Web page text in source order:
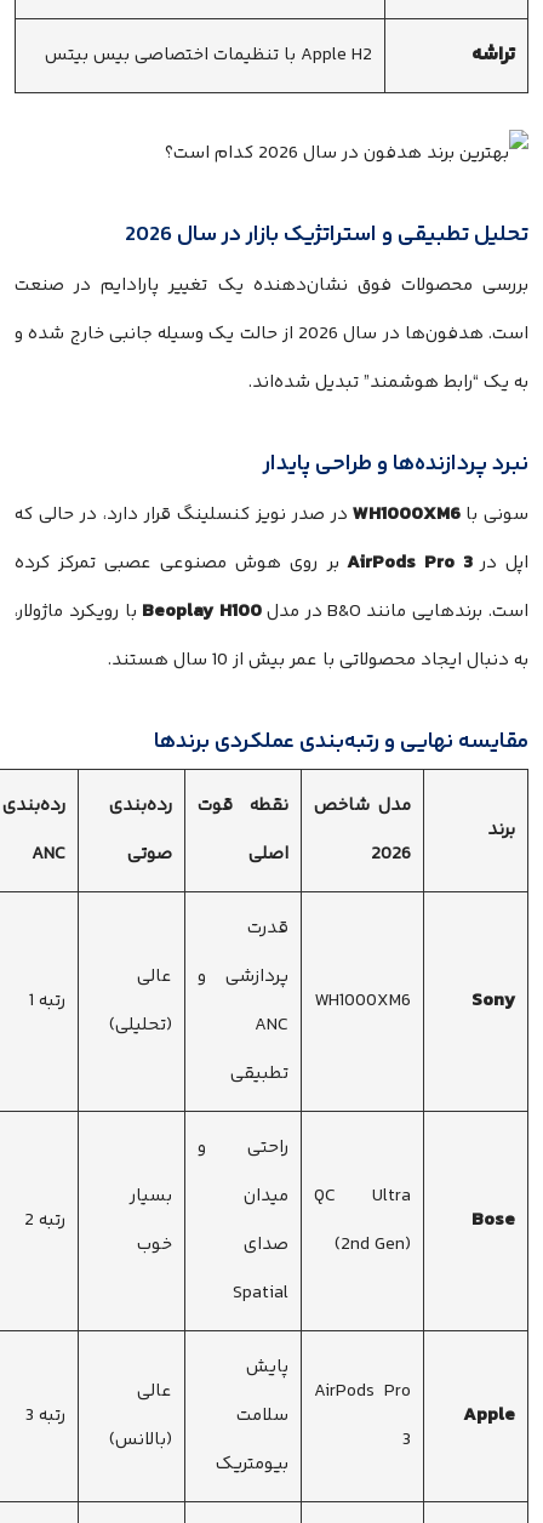
تراشه Apple H2 با تنظیمات اختصاصی بیس بیتس
تحلیل تطبیقی و استراتژیک بازار در سال 2026
بررسی محصولات فوق نشان‌دهنده یک تغییر پارادایم در صنعت
است. هدفون‌ها در سال 2026 از حالت یک وسیله جانبی خارج شده و
به یک “رابط هوشمند” تبدیل شده‌اند.
نبرد پردازنده‌ها و طراحی پایدار
سونی باWH1000XM6در صدر نویز کنسلینگ قرار دارد، در حالی که
اپل درAirPods Pro 3بر روی هوش مصنوعی عصبی تمرکز کرده
است. برندهایی مانند B&O در مدل
Beoplay H100با رویکرد ماژولار،
به دنبال ایجاد محصولاتی با عمر بیش از 10 سال هستند.
مقایسه نهایی و رتبه‌بندی عملکردی برندها
برند
مدل شاخص
2026
نقطه قوت
اصلی
رده‌بندی
صوتی
رده‌بندی
ANC
Sony
WH1000XM6
قدرت
پردازشی و
ANC
تطبیقی
عالی
(تحلیلی)
رتبه 1
Bose
QC Ultra
(2nd Gen)
راحتی و
میدان
صدای
Spatial
بسیار
خوب
رتبه 2
Apple
AirPods Pro
پایش
سلامت
بیومتریک
عالی
(بالانس)
رتبه 3